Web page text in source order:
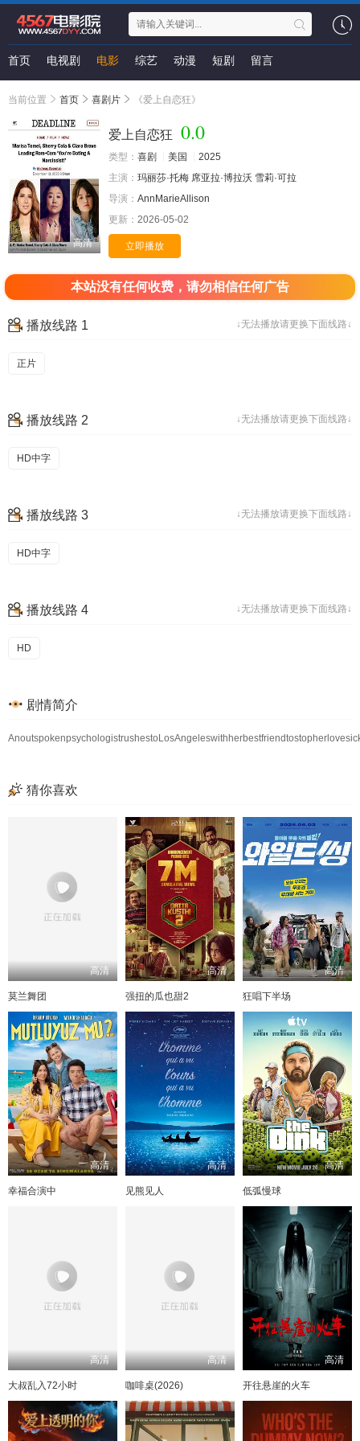
首页 电视剧 电影 综艺 动漫 短剧 留言
当前位置 首页 喜剧片 《爱上自恋狂》
高清
爱上自恋狂 0.0
类型： 喜剧 美国
2025
主演： 玛丽莎·托梅 席亚拉·博拉沃 雪莉·可拉
导演： AnnMarieAllison
更新： 2026-05-02
立即播放
本站没有任何收费，请勿相信任何广告
↓无法播放请更换下面线路↓
播放线路 1
正片
↓无法播放请更换下面线路↓
播放线路 2
HD中字
↓无法播放请更换下面线路↓
播放线路 3
HD中字
↓无法播放请更换下面线路↓
播放线路 4
HD
剧情简介
猜你喜欢
高清
莫兰舞团
高清
强扭的瓜也甜2
高清
狂唱下半场
高清
幸福合演中
高清
见熊见人
高清
低弧慢球
高清
大叔乱入72小时
高清
咖啡桌(2026)
高清
开往悬崖的火车